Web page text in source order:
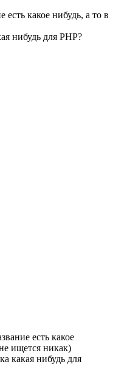
есть какое нибудь, а то в
нибудь для PHP?
есть какое
ищется никак)
какая нибудь для